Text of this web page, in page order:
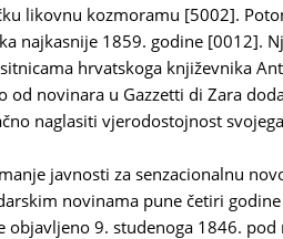
likovnu kozmoramu [5002].
najkasnije 1859. godine [0012].
hrvatskoga književnika
od novinara u Gazzetti di Zara
naglasiti vjerodostojnost
javnosti za senzacionalnu
novinama pune četiri
objavljeno 9. studenoga 1846.